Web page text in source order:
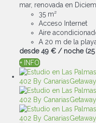
mar, renovada en
35 m²
Acceso Internet
Aire
A 20 m de la
desde 49 € / noche
+ INFO